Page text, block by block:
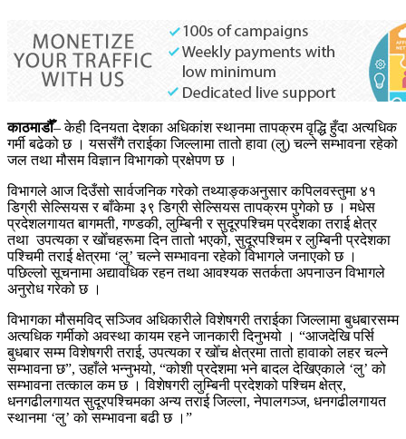
काठमाडौँ– केही दिनयता देशका अधिकांश स्थानमा तापक्रम वृद्धि हुँदा अत्यधिक
गर्मी बढेको छ । यससँगै तराईका जिल्लामा तातो हावा (लु) चल्ने सम्भावना रहेको
जल तथा मौसम विज्ञान विभागको प्रक्षेपण छ ।
विभागले आज दिउँसो सार्वजनिक गरेको तथ्याङ्कअनुसार कपिलवस्तुमा ४१
डिग्री सेल्सियस र बाँकेमा ३९ डिग्री सेल्सियस तापक्रम पुगेको छ । मधेस
प्रदेशलगायत बागमती, गण्डकी, लुम्बिनी र सुदूरपश्चिम प्रदेशका तराई क्षेत्र
तथा उपत्यका र खोँचहरूमा दिन तातो भएको, सुदूरपश्चिम र लुम्बिनी प्रदेशका
पश्चिमी तराई क्षेत्रमा ‘लु’ चल्ने सम्भावना रहेको विभागले जनाएको छ ।
पछिल्लो सूचनामा अद्यावधिक रहन तथा आवश्यक सतर्कता अपनाउन विभागले
अनुरोध गरेको छ ।
विभागका मौसमविद् सञ्जिव अधिकारीले विशेषगरी तराईका जिल्लामा बुधबारसम्म
अत्यधिक गर्मीको अवस्था कायम रहने जानकारी दिनुभयो । “आजदेखि पर्सि
बुधबार सम्म विशेषगरी तराई, उपत्यका र खोँच क्षेत्रमा तातो हावाको लहर चल्ने
सम्भावना छ”, उहाँले भन्नुभयो, “कोशी प्रदेशमा भने बादल देखिएकाले ‘लु’ को
सम्भावना तत्काल कम छ । विशेषगरी लुम्बिनी प्रदेशको पश्चिम क्षेत्र,
धनगढीलगायत सुदूरपश्चिमका अन्य तराई जिल्ला, नेपालगञ्ज, धनगढीलगायत
स्थानमा ‘लु’ को सम्भावना बढी छ ।”